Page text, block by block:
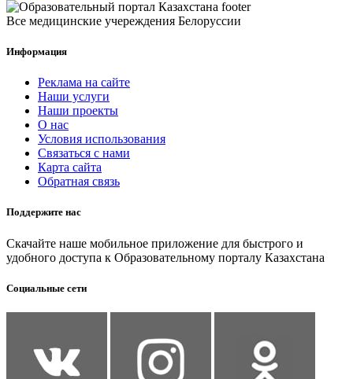
Все медицинские учереждения Белоруссии
Информация
Реклама на сайте
Наши услуги
Наши проекты
О нас
Условия использования
Связаться с нами
Карта сайта
Обратная связь
Поддержите нас
Скачайте наше мобильное приложение для быстрого и
удобного доступа к Образовательному порталу Казахстана
Социальные сети